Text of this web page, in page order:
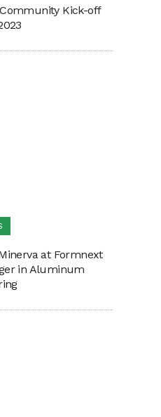
Kick-off
at Formnext
in Aluminum